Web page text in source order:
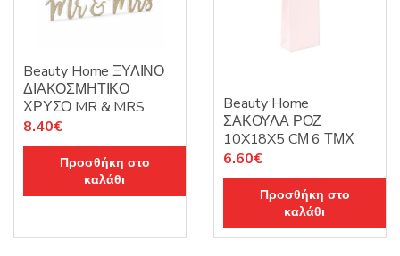
Beauty Home ΞΥΛΙΝΟ
ΔΙΑΚΟΣΜΗΤΙΚΟ
ΧΡΥΣΟ MR & MRS
8.40€
Προσθήκη στο
καλάθι
Beauty Home
ΣΑΚΟΥΛΑ ΡΟΖ
10X18X5 CΜ 6 ΤΜΧ
6.60€
Προσθήκη στο
καλάθι